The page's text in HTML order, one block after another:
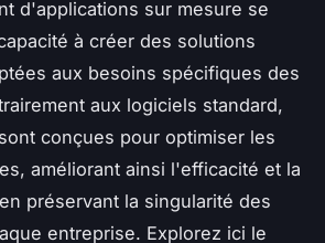
d'applications sur mesure se
à créer des solutions
aux besoins spécifiques des
aux logiciels standard,
conçues pour optimiser les
améliorant ainsi l'efficacité et la
préservant la singularité des
entreprise. Explorez ici le